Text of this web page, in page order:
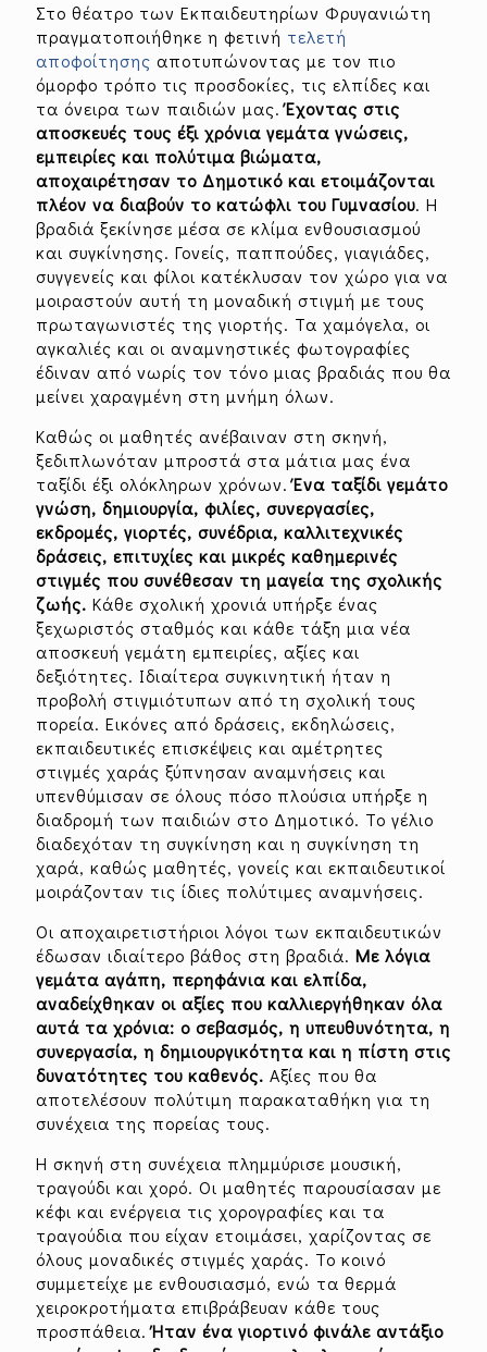
Στο θέατρο των Εκπαιδευτηρίων Φρυγανιώτη
πραγματοποιήθηκε η φετινή τελετή
αποφοίτησης αποτυπώνοντας με τον πιο
όμορφο τρόπο τις προσδοκίες, τις ελπίδες και
τα όνειρα των παιδιών μας.Έχοντας στις
αποσκευές τους έξι χρόνια γεμάτα γνώσεις,
εμπειρίες και πολύτιμα βιώματα,
αποχαιρέτησαν το Δημοτικό και ετοιμάζονται
πλέον να διαβούν το κατώφλι του Γυμνασίου. Η
βραδιά ξεκίνησε μέσα σε κλίμα ενθουσιασμού
και συγκίνησης. Γονείς, παππούδες, γιαγιάδες,
συγγενείς και φίλοι κατέκλυσαν τον χώρο για να
μοιραστούν αυτή τη μοναδική στιγμή με τους
πρωταγωνιστές της γιορτής. Τα χαμόγελα, οι
αγκαλιές και οι αναμνηστικές φωτογραφίες
έδιναν από νωρίς τον τόνο μιας βραδιάς που θα
μείνει χαραγμένη στη μνήμη όλων.
Καθώς οι μαθητές ανέβαιναν στη σκηνή,
ξεδιπλωνόταν μπροστά στα μάτια μας ένα
ταξίδι έξι ολόκληρων χρόνων.Ένα ταξίδι γεμάτο
γνώση, δημιουργία, φιλίες, συνεργασίες,
εκδρομές, γιορτές, συνέδρια, καλλιτεχνικές
δράσεις, επιτυχίες και μικρές καθημερινές
στιγμές που συνέθεσαν τη μαγεία της σχολικής
ζωής. Κάθε σχολική χρονιά υπήρξε ένας
ξεχωριστός σταθμός και κάθε τάξη μια νέα
αποσκευή γεμάτη εμπειρίες, αξίες και
δεξιότητες. Ιδιαίτερα συγκινητική ήταν η
προβολή στιγμιότυπων από τη σχολική τους
πορεία. Εικόνες από δράσεις, εκδηλώσεις,
εκπαιδευτικές επισκέψεις και αμέτρητες
στιγμές χαράς ξύπνησαν αναμνήσεις και
υπενθύμισαν σε όλους πόσο πλούσια υπήρξε η
διαδρομή των παιδιών στο Δημοτικό. Το γέλιο
διαδεχόταν τη συγκίνηση και η συγκίνηση τη
χαρά, καθώς μαθητές, γονείς και εκπαιδευτικοί
μοιράζονταν τις ίδιες πολύτιμες αναμνήσεις.
Οι αποχαιρετιστήριοι λόγοι των εκπαιδευτικών
έδωσαν ιδιαίτερο βάθος στη βραδιά. Με λόγια
γεμάτα αγάπη, περηφάνια και ελπίδα,
αναδείχθηκαν οι αξίες που καλλιεργήθηκαν όλα
αυτά τα χρόνια: ο σεβασμός, η υπευθυνότητα, η
συνεργασία, η δημιουργικότητα και η πίστη στις
δυνατότητες του καθενός. Αξίες που θα
αποτελέσουν πολύτιμη παρακαταθήκη για τη
συνέχεια της πορείας τους.
Η σκηνή στη συνέχεια πλημμύρισε μουσική,
τραγούδι και χορό. Οι μαθητές παρουσίασαν με
κέφι και ενέργεια τις χορογραφίες και τα
τραγούδια που είχαν ετοιμάσει, χαρίζοντας σε
όλους μοναδικές στιγμές χαράς. Το κοινό
συμμετείχε με ενθουσιασμό, ενώ τα θερμά
χειροκροτήματα επιβράβευαν κάθε τους
προσπάθεια.Ήταν ένα γιορτινό φινάλε αντάξιο